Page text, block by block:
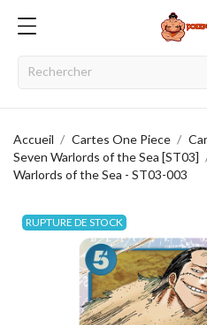
Accueil Cartes One Piece
Seven Warlords of the Sea [ST03]
Warlords of the Sea - ST03-003
RUPTURE DE STOCK